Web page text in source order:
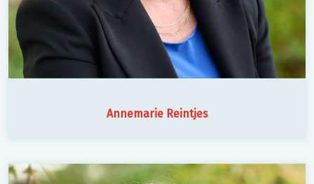
Annemarie Reintjes